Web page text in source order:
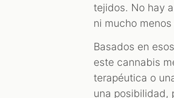
tejidos. No hay
ni mucho
Basados en
este cannabis
terapéutica o
una posibilidad,